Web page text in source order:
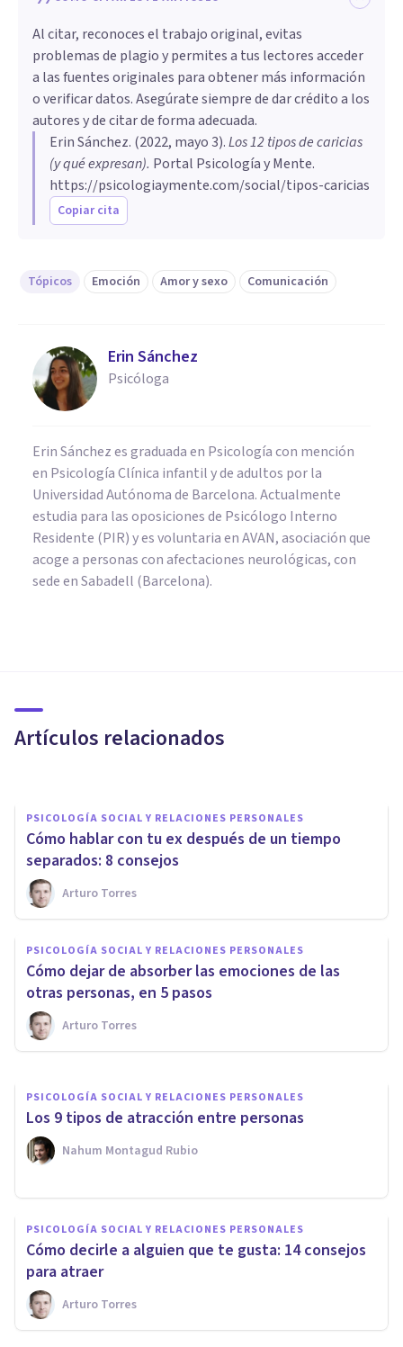
Al citar, reconoces el trabajo original, evitas
problemas de plagio y permites a tus lectores acceder
a las fuentes originales para obtener más información
o verificar datos. Asegúrate siempre de dar crédito a los
autores y de citar de forma adecuada.
Erin Sánchez. (2022, mayo 3).Los 12 tipos de caricias
(y qué expresan). Portal Psicología y Mente.
https://psicologiaymente.com/social/tipos-caricias
Copiar cita
Tópicos Emoción Amor y sexo Comunicación
Erin Sánchez
Psicóloga
Erin Sánchez es graduada en Psicología con mención
en Psicología Clínica infantil y de adultos por la
Universidad Autónoma de Barcelona. Actualmente
estudia para las oposiciones de Psicólogo Interno
Residente (PIR) y es voluntaria en AVAN, asociación que
acoge a personas con afectaciones neurológicas, con
sede en Sabadell (Barcelona).
Artículos relacionados
ayudarlas
PSICOLOGÍA SOCIAL Y RELACIONES PERSONALES
Cómo hablar con tu ex después de un tiempo
separados: 8 consejos
Arturo Torres
PSICOLOGÍA SOCIAL Y RELACIONES PERSONALES
Cómo dejar de absorber las emociones de las
otras personas, en 5 pasos
Arturo Torres
PSICOLOGÍA SOCIAL Y RELACIONES PERSONALES
Cómo expresar los
sentimientos y conectar con
alguien, en 6 pasos
Arturo Torres
PSICOLOGÍA SOCIAL Y RELACIONES PERSONALES
Los 9 tipos de atracción entre personas
Nahum Montagud Rubio
PSICOLOGÍA SOCIAL Y RELACIONES PERSONALES
Cómo decirle a alguien que te gusta: 14 consejos
para atraer
Arturo Torres